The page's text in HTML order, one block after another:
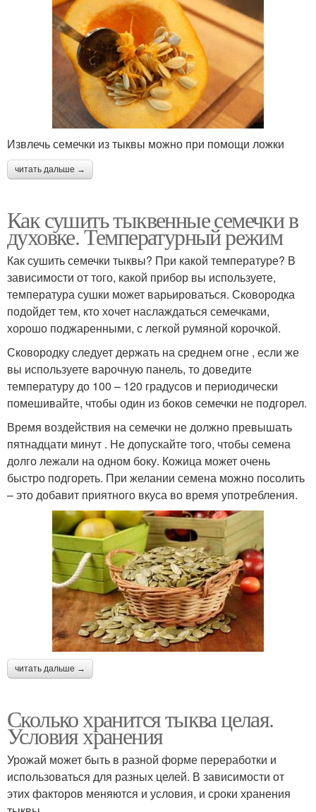
Извлечь семечки из тыквы можно при помощи ложки
читать дальше →
Как сушить тыквенные семечки в
духовке. Температурный режим
Как сушить семечки тыквы? При какой температуре? В
зависимости от того, какой прибор вы используете,
температура сушки может варьироваться. Сковородка
подойдет тем, кто хочет наслаждаться семечками,
хорошо поджаренными, с легкой румяной корочкой.
Сковородку следует держать на среднем огне , если же
вы используете варочную панель, то доведите
температуру до 100 – 120 градусов и периодически
помешивайте, чтобы один из боков семечки не подгорел.
Время воздействия на семечки не должно превышать
пятнадцати минут . Не допускайте того, чтобы семена
долго лежали на одном боку. Кожица может очень
быстро подгореть. При желании семена можно посолить
– это добавит приятного вкуса во время употребления.
читать дальше →
Сколько хранится тыква целая.
Условия хранения
Урожай может быть в разной форме переработки и
использоваться для разных целей. В зависимости от
этих факторов меняются и условия, и сроки хранения